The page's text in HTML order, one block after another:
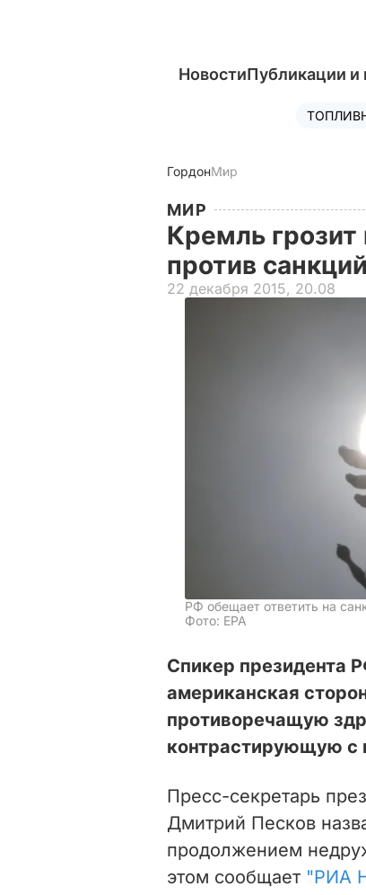
НовостиПубликации и
ГордонМир
МИР
Кремль
против
22 декабря 2015, 20.08
РФ обещает ответить на
Фото: ЕРА
Спикер президента
американская
противоречащую
контрастирующую с
Пресс-секретарь
Дмитрий Песков
продолжением
этом сообщает "РИА